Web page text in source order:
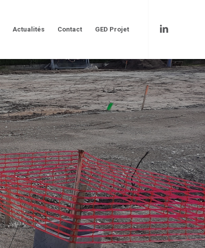
Actualités Contact GED Projet